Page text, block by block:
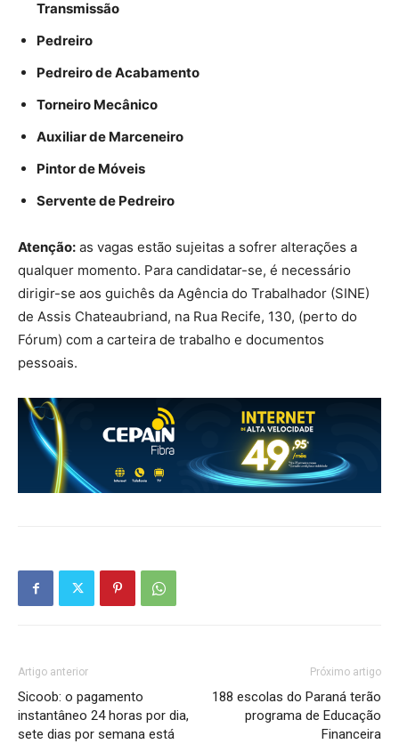
Transmissão
Pedreiro
Pedreiro de Acabamento
Torneiro Mecânico
Auxiliar de Marceneiro
Pintor de Móveis
Servente de Pedreiro
Atenção: as vagas estão sujeitas a sofrer alterações a
qualquer momento. Para candidatar-se, é necessário
dirigir-se aos guichês da Agência do Trabalhador (SINE)
de Assis Chateaubriand, na Rua Recife, 130, (perto do
Fórum) com a carteira de trabalho e documentos
pessoais.
Artigo anterior
Sicoob: o pagamento
instantâneo 24 horas por dia,
sete dias por semana está
Próximo artigo
188 escolas do Paraná terão
programa de Educação
Financeira